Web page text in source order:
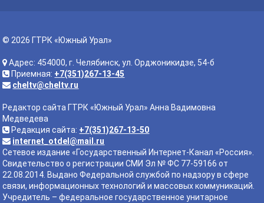
© 2026 ГТРК «Южный Урал»
Адрес: 454000, г. Челябинск, ул. Орджоникидзе, 54-б
Приемная: +7(351)267-13-45
cheltv@cheltv.ru
Редактор сайта ГТРК «Южный Урал» Анна Вадимовна
Медведева
Редакция сайта: +7(351)267-13-50
internet_otdel@mail.ru
Сетевое издание «Государственный Интернет-Канал «Россия».
Свидетельство о регистрации СМИ Эл № ФС 77-59166 от
22.08.2014. Выдано Федеральной службой по надзору в сфере
связи, информационных технологий и массовых коммуникаций.
Учредитель – федеральное государственное унитарное